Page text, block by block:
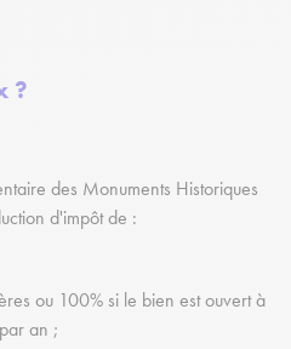
?
des Monuments Historiques
d'impôt de :
ou 100% si le bien est ouvert à
an ;